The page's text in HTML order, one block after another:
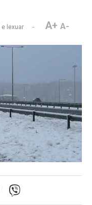
e lexuar A+ A-